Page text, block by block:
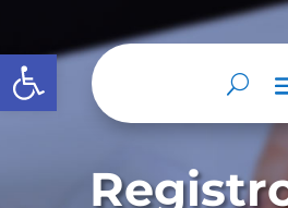
Abrir barra de herramientas